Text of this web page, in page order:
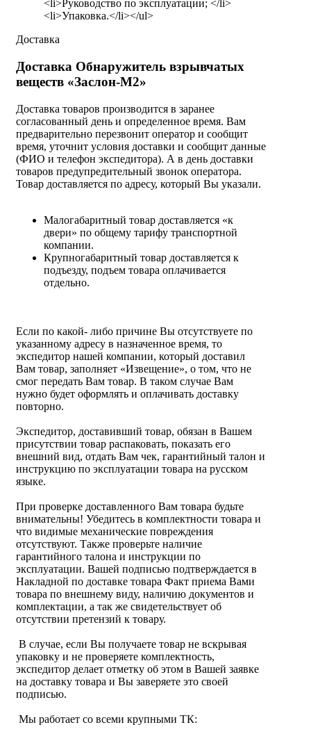
<li>Руководство по эксплуатации; </li>
<li>Упаковка.</li></ul>
Доставка
Доставка Обнаружитель взрывчатых
веществ «Заслон-М2»
Доставка товаров производится в заранее
согласованный день и определенное время. Вам
предварительно перезвонит оператор и сообщит
время, уточнит условия доставки и сообщит данные
(ФИО и телефон экспедитора). А в день доставки
товаров предупредительный звонок оператора.
Товар доставляется по адресу, который Вы указали.
Малогабаритный товар доставляется «к
двери» по общему тарифу транспортной
компании.
Крупногабаритный товар доставляется к
подъезду, подъем товара оплачивается
отдельно.
Если по какой- либо причине Вы отсутствуете по
указанному адресу в назначенное время, то
экспедитор нашей компании, который доставил
Вам товар, заполняет «Извещение», о том, что не
смог передать Вам товар. В таком случае Вам
нужно будет оформлять и оплачивать доставку
повторно.
Экспедитор, доставивший товар, обязан в Вашем
присутствии товар распаковать, показать его
внешний вид, отдать Вам чек, гарантийный талон и
инструкцию по эксплуатации товара на русском
языке.
При проверке доставленного Вам товара будьте
внимательны! Убедитесь в комплектности товара и
что видимые механические повреждения
отсутствуют. Также проверьте наличие
гарантийного талона и инструкции по
эксплуатации. Вашей подписью подтверждается в
Накладной по доставке товара Факт приема Вами
товара по внешнему виду, наличию документов и
комплектации, а так же свидетельствует об
отсутствии претензий к товару.
В случае, если Вы получаете товар не вскрывая
упаковку и не проверяете комплектность,
экспедитор делает отметку об этом в Вашей заявке
на доставку товара и Вы заверяете это своей
подписью.
Мы работает со всеми крупными ТК: